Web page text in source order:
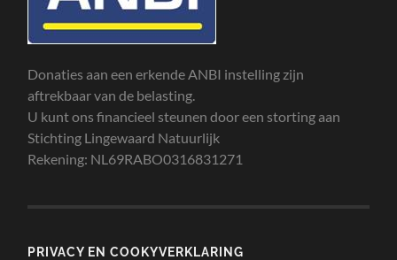
Donaties aan een erkende ANBI instelling zijn
aftrekbaar van de belasting.
U kunt ons financieel steunen door een storting aan
Stichting Lingewaard Natuurlijk
Rekening: NL69RABO0316831271
PRIVACY EN COOKYVERKLARING